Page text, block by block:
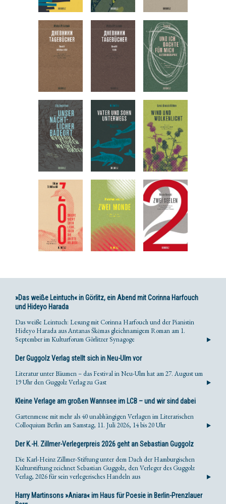
»Das weiße Leintuch« in Görlitz, ein Abend mit Corinna Harfouch
und Hideyo Harada
Das weiße Leintuch: Lesung mit Corinna Harfouch und der Pianistin
Hideyo Harada aus Antanas Škėmas gleichnamigem Roman am 1.
September im Kulturforum Görlitzer Synagoge
Der Guggolz Verlag stellt sich in Neu-Ulm vor
Literatur unter Bäumen – das Festival in Neu-Ulm hat am 27. August um
19 Uhr den Guggolz Verlag zu Gast
Kleine Verlage am großen Wannsee im LCB – und wir sind dabei
Gartenmesse mit mehr als 40 unabhängigen Verlagen im Literarischen
Colloquium Berlin am Samstag, 11. Juli 2026, 14 bis 20 Uhr
Der K.-H. Zillmer-Verlegerpreis 2026 geht an Sebastian Guggolz
Die Karl-Heinz Zillmer-Stiftung unter dem Dach der Hamburgischen
Kulturstiftung zeichnet Sebastian Guggolz, den Verleger des Guggolz
Verlag, 2026 für sein verlegerisches Handeln aus
Harry Martinsons »Aniara« im Haus für Poesie in Berlin-Prenzlauer